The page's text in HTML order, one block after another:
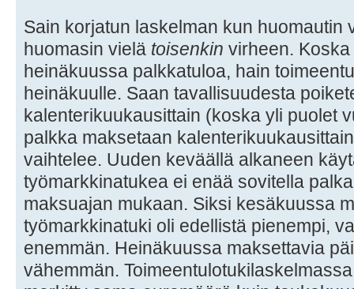
Sain korjatun laskelman kun huomautin
huomasin vielä toisenkin virheen.
heinäkuussa palkkatuloa, hain
heinäkuulle. Saan tavallisuudesta
kalenterikuukausittain (koska yli puolet
palkka maksetaan
vaihtelee. Uuden keväällä alkaneen
työmarkkinatukea ei enää sovitella
maksuajan mukaan. Siksi kesäkuussa
työmarkkinatuki oli edellistä pienempi,
enemmän. Heinäkuussa maksettavia
vähemmän.